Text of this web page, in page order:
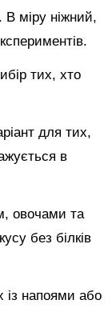
міру ніжний,
тих, хто
для тих,
в
овочами та
без білків
із напоями або